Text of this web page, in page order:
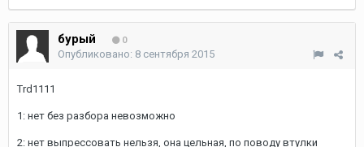
бурый 0
Опубликовано: 8 сентября 2015
Trd1111
1: нет без разбора невозможно
2: нет выпрессовать нельзя, она цельная, по поводу втулки